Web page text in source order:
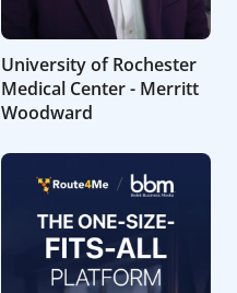
University of Rochester
Medical Center - Merritt
Woodward